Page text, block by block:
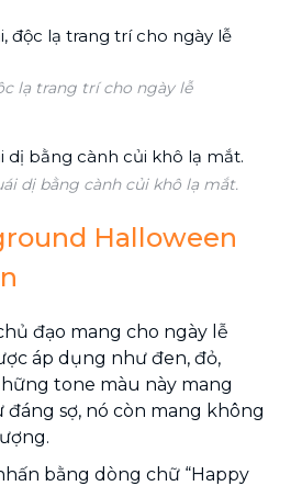
lạ trang trí cho ngày lễ
dị bằng cành củi khô lạ mắt.
Halloween
đạo mang cho ngày lễ
áp dụng như đen, đỏ,
tone màu này mang
đáng sợ, nó còn mang không
bằng dòng chữ “Happy